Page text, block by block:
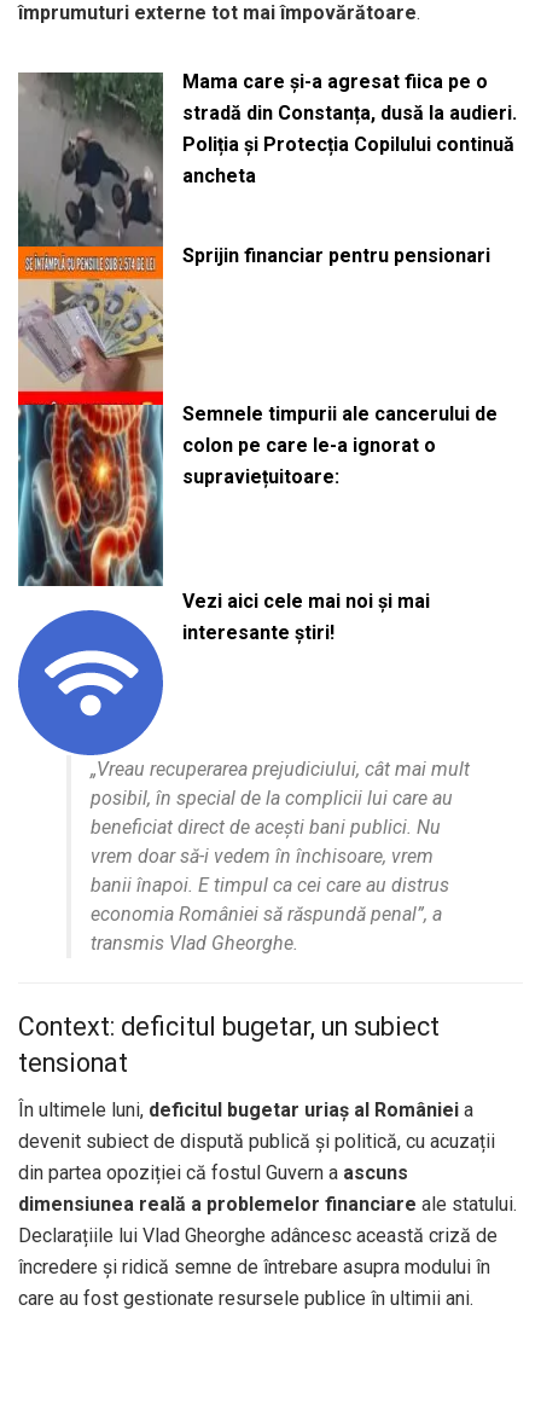
împrumuturi externe tot mai împovărătoare.
Mama care și-a agresat fiica pe o
stradă din Constanța, dusă la audieri.
Poliția și Protecția Copilului continuă
ancheta
Sprijin financiar pentru pensionari
Semnele timpurii ale cancerului de
colon pe care le-a ignorat o
supraviețuitoare:
Vezi aici cele mai noi și mai
interesante știri!
„Vreau recuperarea prejudiciului, cât mai mult
posibil, în special de la complicii lui care au
beneficiat direct de acești bani publici. Nu
vrem doar să-i vedem în închisoare, vrem
banii înapoi. E timpul ca cei care au distrus
economia României să răspundă penal”, a
transmis Vlad Gheorghe.
Context: deficitul bugetar, un subiect
tensionat
În ultimele luni, deficitul bugetar uriaș al României a
devenit subiect de dispută publică și politică, cu acuzații
din partea opoziției că fostul Guvern a ascuns
dimensiunea reală a problemelor financiare ale statului.
Declarațiile lui Vlad Gheorghe adâncesc această criză de
încredere și ridică semne de întrebare asupra modului în
care au fost gestionate resursele publice în ultimii ani.